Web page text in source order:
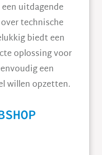
uitdagende
technische
biedt een
oplossing voor
een
willen opzetten.